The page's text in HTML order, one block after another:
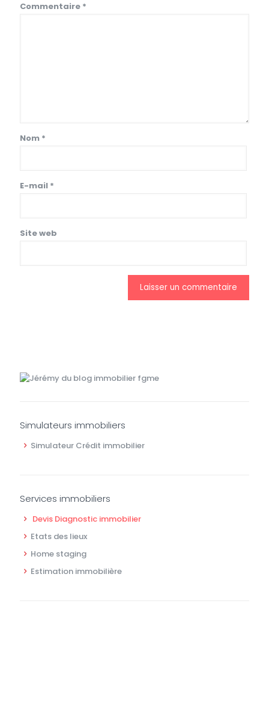
Commentaire *
Nom *
E-mail *
Site web
Simulateurs immobiliers
Simulateur Crédit immobilier
Services immobiliers
Devis Diagnostic immobilier
Etats des lieux
Home staging
Estimation immobilière